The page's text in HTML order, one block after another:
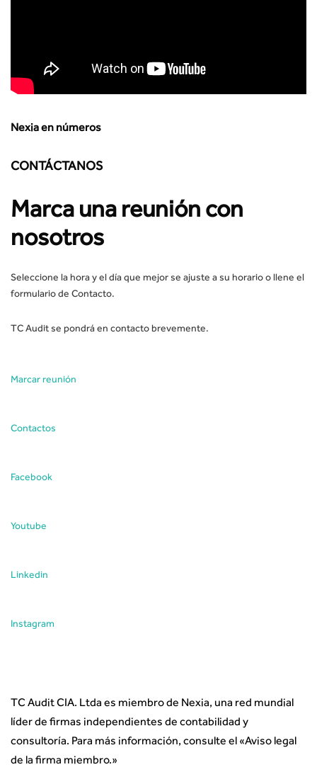
Nexia en números
CONTÁCTANOS
Marca una reunión con
nosotros
Seleccione la hora y el día que mejor se ajuste a su horario o llene el
formulario de Contacto.
TC Audit se pondrá en contacto brevemente.
Marcar reunión
Contactos
Facebook
Youtube
Linkedin
Instagram
TC Audit CIA. Ltda es miembro de Nexia, una red mundial
líder de firmas independientes de contabilidad y
consultoría. Para más información, consulte el «Aviso legal
de la firma miembro.»